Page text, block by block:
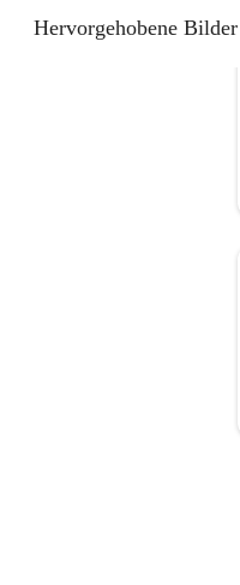
Hervorgehobene Bilder